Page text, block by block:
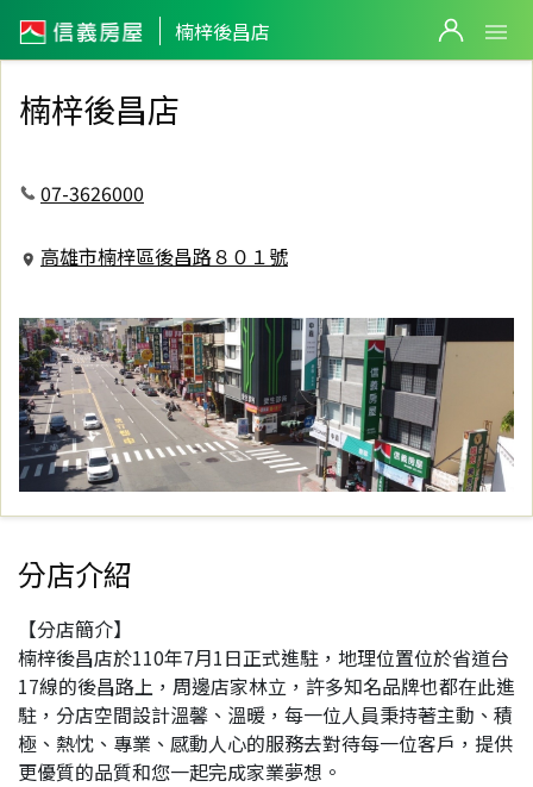
楠梓後昌店
信義房屋楠梓後昌店
楠梓後昌店
07-3626000
高雄市楠梓區後昌路８０１號
分店介紹
【分店簡介】
楠梓後昌店於110年7月1日正式進駐，地理位置位於省道台
17線的後昌路上，周邊店家林立，許多知名品牌也都在此進
駐，分店空間設計溫馨、溫暖，每一位人員秉持著主動、積
極、熱忱、專業、感動人心的服務去對待每一位客戶，提供
更優質的品質和您一起完成家業夢想。